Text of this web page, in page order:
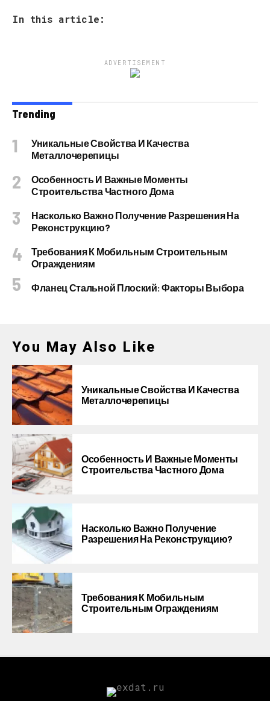
In this article:
ADVERTISEMENT
Trending
Уникальные Свойства И Качества
Металлочерепицы
Особенность И Важные Моменты
Строительства Частного Дома
Насколько Важно Получение Разрешения На
Реконструкцию?
Требования К Мобильным Строительным
Ограждениям
Фланец Стальной Плоский: Факторы Выбора
You May Also Like
Уникальные Свойства И Качества
Металлочерепицы
Особенность И Важные Моменты
Строительства Частного Дома
Насколько Важно Получение
Разрешения На Реконструкцию?
Требования К Мобильным
Строительным Ограждениям